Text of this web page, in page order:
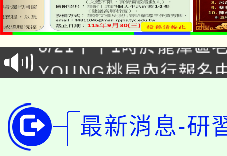
「本色祭」8/29、30
場熱烈登場!
8/21下午1時於龍潭區
徵才活動。
YOUNG桃局內行報名
開!
115年桃園市運動會8/
田徑場及游泳池舉行。
桃園市低收入戶享有免
最新消息-研